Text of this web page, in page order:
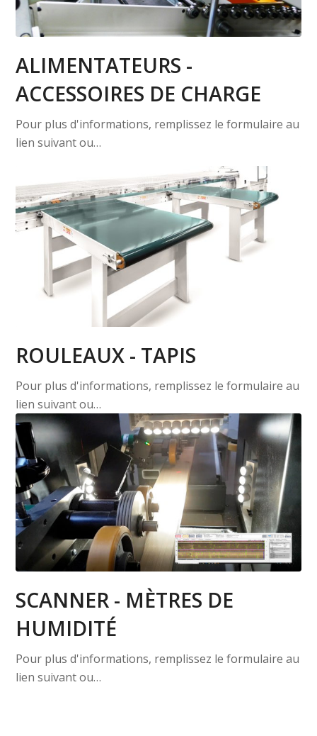
ALIMENTATEURS -
ACCESSOIRES DE CHARGE
Pour plus d'informations, remplissez le formulaire au
lien suivant ou…
ROULEAUX - TAPIS
Pour plus d'informations, remplissez le formulaire au
lien suivant ou…
SCANNER - MÈTRES DE
HUMIDITÉ
Pour plus d'informations, remplissez le formulaire au
lien suivant ou…